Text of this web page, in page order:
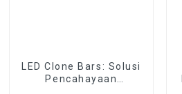
LED Clone Bars: Solusi
Pencahayaan